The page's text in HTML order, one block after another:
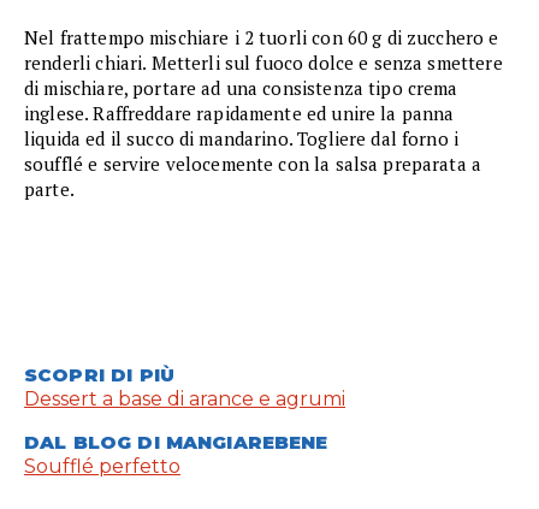
Nel frattempo mischiare i 2 tuorli con 60 g di zucchero e
renderli chiari. Metterli sul fuoco dolce e senza smettere
di mischiare, portare ad una consistenza tipo crema
inglese. Raffreddare rapidamente ed unire la panna
liquida ed il succo di mandarino. Togliere dal forno i
soufflé e servire velocemente con la salsa preparata a
parte.
SCOPRI DI PIÙ
Dessert a base di arance e agrumi
DAL BLOG DI MANGIAREBENE
Soufflé perfetto